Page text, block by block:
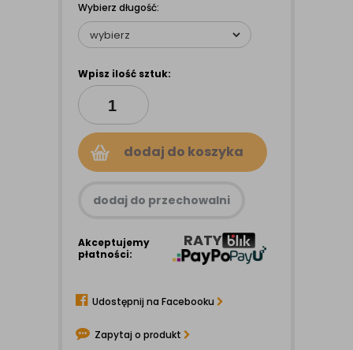
Wybierz długość:
Wpisz ilość sztuk:
dodaj do koszyka
dodaj do przechowalni
Akceptujemy
płatności:
RATY
Udostępnij na Facebooku
Zapytaj o produkt